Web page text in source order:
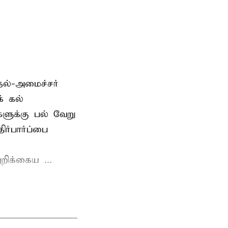
அமைச்சர்
கல்
பல் வேறு
...